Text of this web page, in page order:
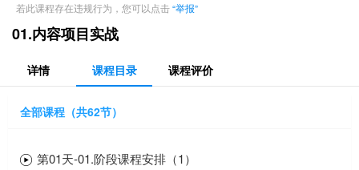
若此课程存在违规行为，您可以点击“举报”
01.内容项目实战
详情 课程目录 课程评价
全部课程（共62节）
第01天-01.阶段课程安排（1）